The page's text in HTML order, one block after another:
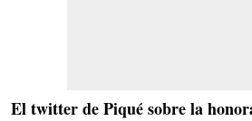
El twitter de Piqué sobre la